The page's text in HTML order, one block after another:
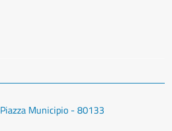
Municipio - 80133